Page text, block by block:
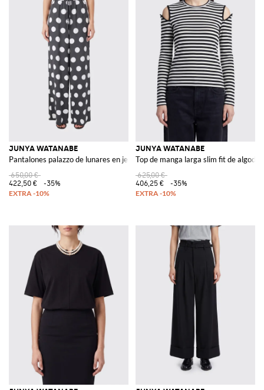
JUNYA WATANABE
Pantalones palazzo de lunares en jersey con cintura elástica y cordón
650,00 €
422,50 €
-35%
JUNYA WATANABE
Top de manga larga slim fit de
625,00 €
406,25 €
-35%